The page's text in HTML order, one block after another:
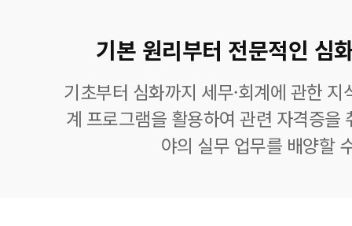
기본 원리부터 전문적인 심
기초부터 심화까지 세무·회계에 관한
계 프로그램을 활용하여 관련 자격증을
야의 실무 업무를 배양할